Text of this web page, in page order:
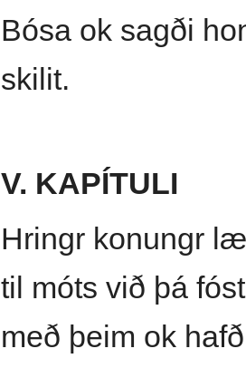
Bósa ok sagði
skilit.
V. KAPÍTULI
Hringr konungr
til móts við þá
með þeim ok